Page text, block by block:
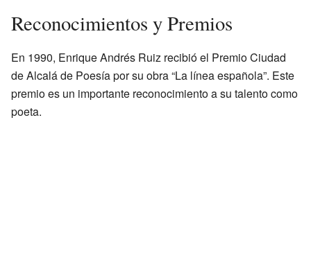
Reconocimientos y Premios
En 1990, Enrique Andrés Ruiz recibió el Premio Ciudad
de Alcalá de Poesía por su obra “La línea española”. Este
premio es un importante reconocimiento a su talento como
poeta.